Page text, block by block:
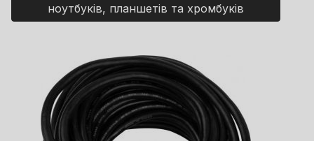
ноутбуків, планшетів та хромбуків